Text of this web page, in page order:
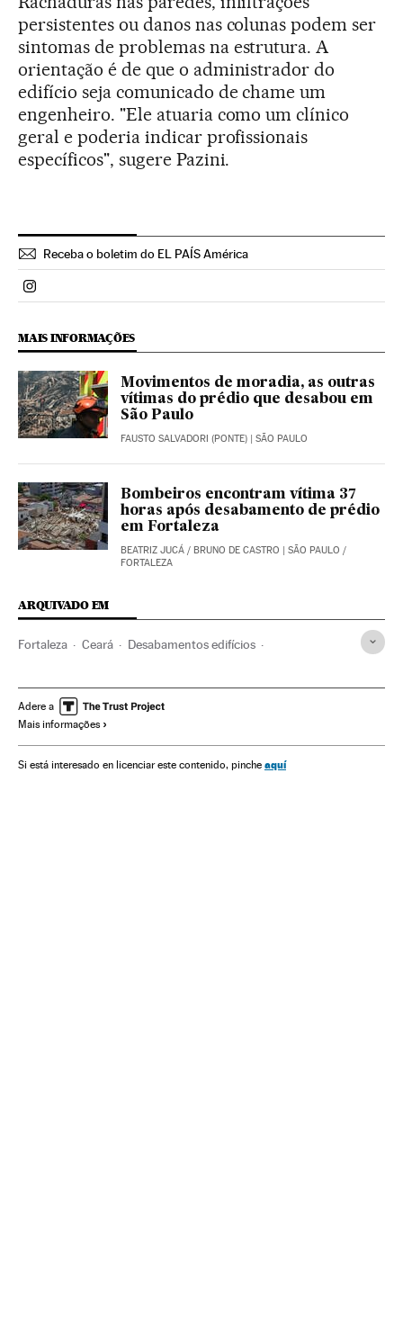
persistentes ou danos nas colunas podem ser
sintomas de problemas na estrutura. A
orientação é de que o administrador do
edifício seja comunicado de chame um
engenheiro. "Ele atuaria como um clínico
geral e poderia indicar profissionais
específicos", sugere Pazini.
Receba o boletim do EL PAÍS América
Politica El País Brasil en Instagram
MAIS INFORMAÇÕES
Movimentos de moradia, as outras
vítimas do prédio que desabou em
São Paulo
FAUSTO SALVADORI (PONTE) | SÃO PAULO
Bombeiros encontram vítima 37
horas após desabamento de prédio
em Fortaleza
BEATRIZ JUCÁ / BRUNO DE CASTRO | SÃO PAULO /
FORTALEZA
ARQUIVADO EM
Fortaleza Ceará Desabamentos edifícios
Legislação Brasileira Brasil
América do Sul
Legislação Justiça
Adere a
Mais informações
Si está interesado en licenciar este contenido, pinche aquí